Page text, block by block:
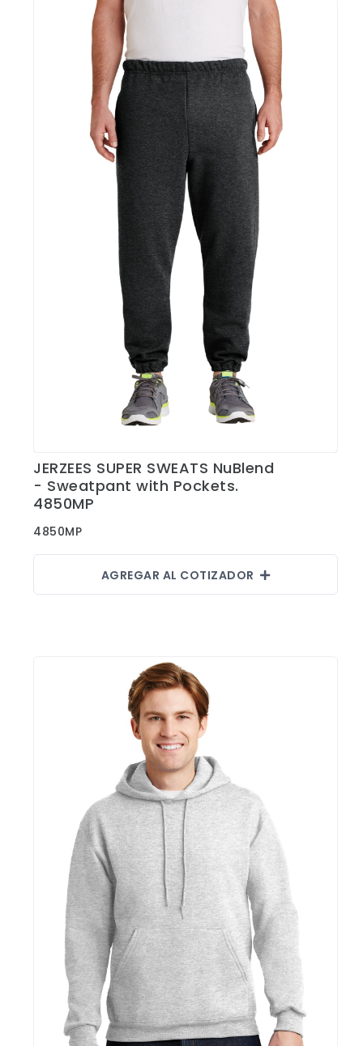
Ver Detalles
JERZEES SUPER SWEATS NuBlend
- Sweatpant with Pockets.
4850MP
4850MP
AGREGAR AL COTIZADOR